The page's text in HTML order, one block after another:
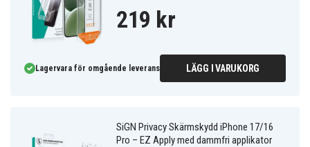
219 kr
Lagervara för omgående leverans LÄGG I VARUKORG
SiGN Privacy Skärmskydd iPhone 17/16
Pro – EZ Apply med dammfri applikator